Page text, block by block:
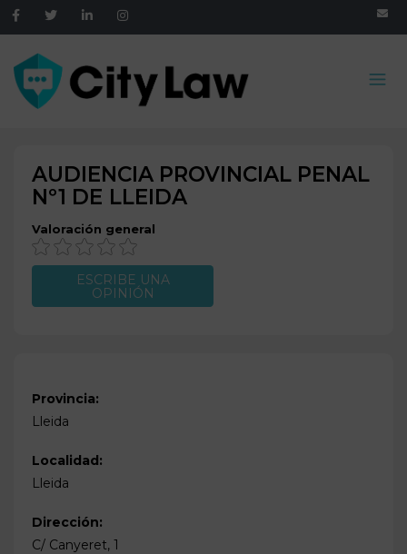
AUDIENCIA PROVINCIAL PENAL
Nº1 DE LLEIDA
Valoración general
ESCRIBE UNA
OPINIÓN
Provincia:
Lleida
Localidad:
Lleida
Dirección:
C/ Canyeret, 1